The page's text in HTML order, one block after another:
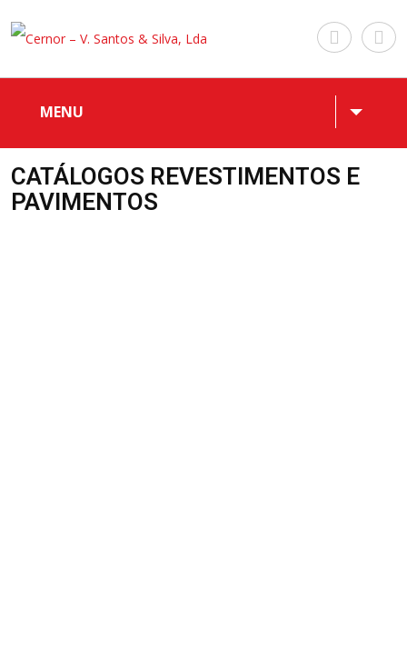
MENU
CATÁLOGOS REVESTIMENTOS E
PAVIMENTOS